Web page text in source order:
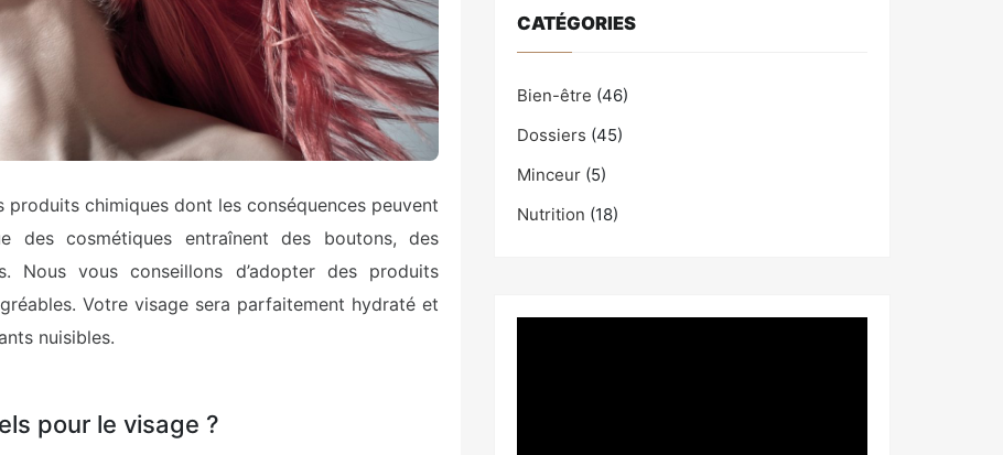
produits chimiques dont les conséquences peuvent
des cosmétiques entraînent des boutons, des
Nous vous conseillons d’adopter des produits
Votre visage sera parfaitement hydraté et
nuisibles.
pour le visage ?
CATÉGORIES
Bien-être (46)
Dossiers (45)
Minceur (5)
Nutrition (18)